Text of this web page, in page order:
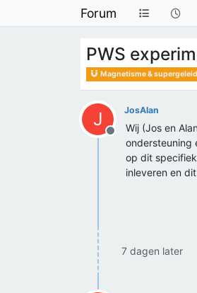
Forum
PWS
Magnetisme &
J
Offline
JosAlan
Wij (Jos en
ondersteuning
op dit
inleveren en
7 dagen later